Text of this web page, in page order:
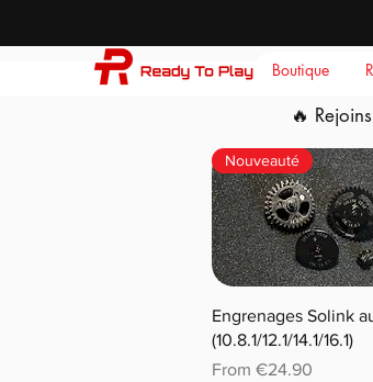
Boutique
🔥 Rejoins
Nouveauté
Engrenages Solink
(10.8.1/12.1/14.1/16.1)
From €24.90
Sale Price